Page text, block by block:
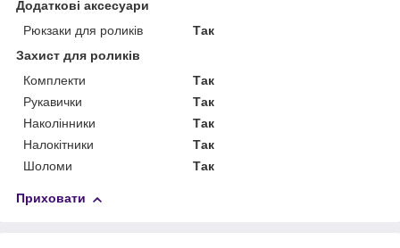
Додаткові аксесуари
Рюкзаки для роликів
Так
Захист для роликів
Комплекти
Так
Рукавички
Так
Наколінники
Так
Налокітники
Так
Шоломи
Так
Приховати